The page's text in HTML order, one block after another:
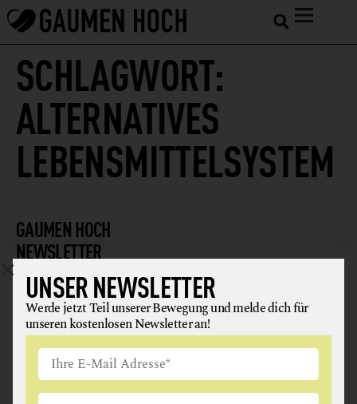
SCHLAGWORT:
ALTERNATIVES
LEBENSMITTELSYSTEM
GAUMEN HOCH
NEWSLETTER
Werde jetzt Teil unserer Bewegung und melde dich für
unseren kostenlosen Newsletter an!
UNSER NEWSLETTER
Werde jetzt Teil unserer Bewegung und melde dich für
unseren kostenlosen Newsletter an!